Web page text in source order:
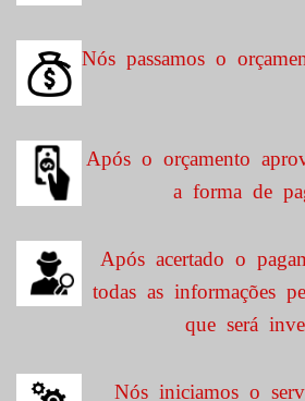
Nós passamos o
Após o orçamento
a forma de
Após acertado o
todas as informações
que será
Nós iniciamos o